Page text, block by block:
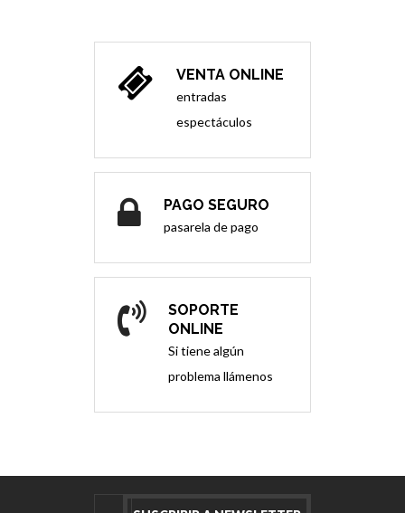
VENTA ONLINE
entradas
espectáculos
PAGO SEGURO
pasarela de pago
SOPORTE
ONLINE
Si tiene algún
problema llámenos